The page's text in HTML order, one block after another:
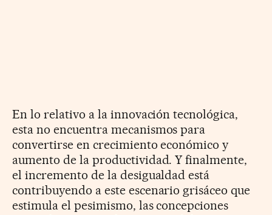
En lo relativo a la innovación tecnológica,
esta no encuentra mecanismos para
convertirse en crecimiento económico y
aumento de la productividad. Y finalmente,
el incremento de la desigualdad está
contribuyendo a este escenario grisáceo que
estimula el pesimismo, las concepciones